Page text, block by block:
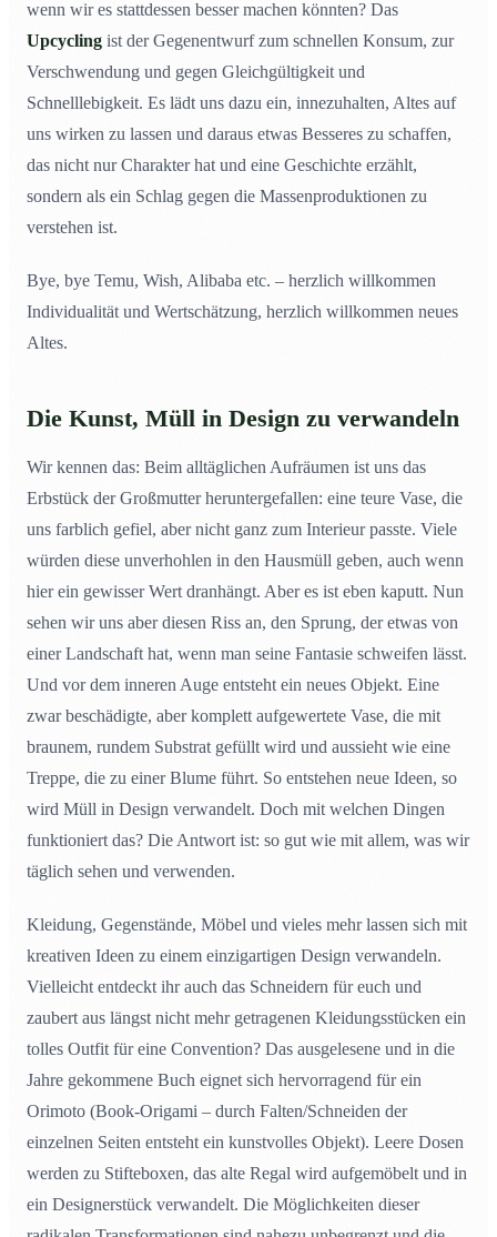
wenn wir es stattdessen besser machen könnten? Das
Upcycling ist der Gegenentwurf zum schnellen Konsum, zur
Verschwendung und gegen Gleichgültigkeit und
Schnelllebigkeit. Es lädt uns dazu ein, innezuhalten, Altes auf
uns wirken zu lassen und daraus etwas Besseres zu schaffen,
das nicht nur Charakter hat und eine Geschichte erzählt,
sondern als ein Schlag gegen die Massenproduktionen zu
verstehen ist.
Bye, bye Temu, Wish, Alibaba etc. – herzlich willkommen
Individualität und Wertschätzung, herzlich willkommen neues
Altes.
Die Kunst, Müll in Design zu verwandeln
Wir kennen das: Beim alltäglichen Aufräumen ist uns das
Erbstück der Großmutter heruntergefallen: eine teure Vase, die
uns farblich gefiel, aber nicht ganz zum Interieur passte. Viele
würden diese unverhohlen in den Hausmüll geben, auch wenn
hier ein gewisser Wert dranhängt. Aber es ist eben kaputt. Nun
sehen wir uns aber diesen Riss an, den Sprung, der etwas von
einer Landschaft hat, wenn man seine Fantasie schweifen lässt.
Und vor dem inneren Auge entsteht ein neues Objekt. Eine
zwar beschädigte, aber komplett aufgewertete Vase, die mit
braunem, rundem Substrat gefüllt wird und aussieht wie eine
Treppe, die zu einer Blume führt. So entstehen neue Ideen, so
wird Müll in Design verwandelt. Doch mit welchen Dingen
funktioniert das? Die Antwort ist: so gut wie mit allem, was wir
täglich sehen und verwenden.
Kleidung, Gegenstände, Möbel und vieles mehr lassen sich mit
kreativen Ideen zu einem einzigartigen Design verwandeln.
Vielleicht entdeckt ihr auch das Schneidern für euch und
zaubert aus längst nicht mehr getragenen Kleidungsstücken ein
tolles Outfit für eine Convention? Das ausgelesene und in die
Jahre gekommene Buch eignet sich hervorragend für ein
Orimoto (Book-Origami – durch Falten/Schneiden der
einzelnen Seiten entsteht ein kunstvolles Objekt). Leere Dosen
werden zu Stifteboxen, das alte Regal wird aufgemöbelt und in
ein Designerstück verwandelt. Die Möglichkeiten dieser